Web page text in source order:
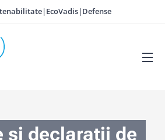
și declarații de